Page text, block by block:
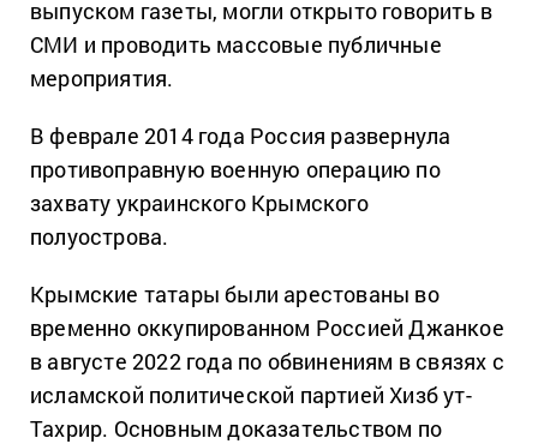
выпуском газеты, могли открыто говорить в
СМИ и проводить массовые публичные
мероприятия.
В феврале 2014 года Россия развернула
противоправную военную операцию по
захвату украинского Крымского
полуострова.
Крымские татары были арестованы во
временно оккупированном Россией Джанкое
в августе 2022 года по обвинениям в связях с
исламской политической партией Хизб ут-
Тахрир. Основным доказательством по